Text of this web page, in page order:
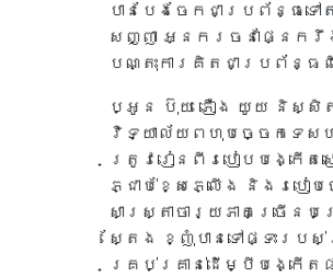
បានបែងចែកជាប្រព័ន្ធ
សញ្ញា អ្នករចនាផ្នែករឹ
បណ្តុះការគិតជាប្រព័ន្ធពី
ប្អូន ប៊ុយ ភឿង យូយ និស្សិត
វិទ្យាល័យពហុបច្ចេកទេសហា
ត្រូវរៀនពីរបៀបបង្កើតស
ភ្ជាប់ខ្សែភ្លើង និងរប
សាស្ត្រាចារ្យភាគច្រើន
ស្តែង ខ្ញុំបានទៅផ្ទះរប
គ្រប់គ្រាន់ដើម្បីបង្កើត